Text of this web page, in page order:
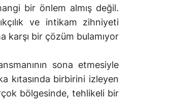
bir önlem almış değil.
ve intikam zihniyeti
karşı bir çözüm bulamıyor
sona etmesiyle
kıtasında birbirini izleyen
bölgesinde, tehlikeli bir